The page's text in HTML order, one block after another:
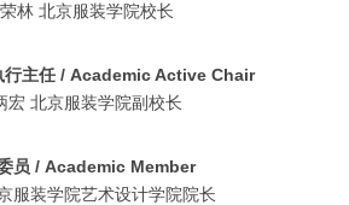
林 北京服装学院校长
行主任 / Academic Active Chair
宏 北京服装学院副校长
员 / Academic Member
服装学院艺术设计学院院长